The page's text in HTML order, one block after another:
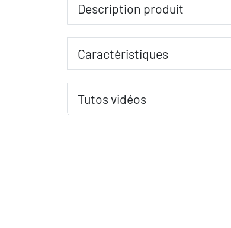
Description produit
Caractéristiques
Tutos vidéos